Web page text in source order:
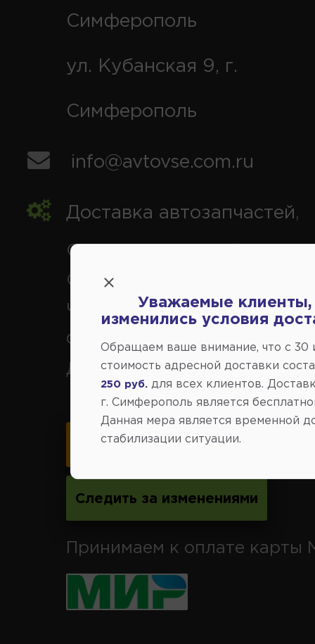
Симферополь
ул. Кубанская 9, г.
Симферополь
info@avtovse.com.ru
Доставка автозапчастей,
Симферополь и районы,
Севастополь, Ялта,
Черноморское, Саки,
Феодосия, Старый Крым,
Джанкой.
Карта схема проезда
Следить за изменениями
Принимаем к оплате карты
Уважаемые клиенты,
изменились условия
Обращаем ваше внимание, что c 30
стоимость адресной доставки
250 руб. для всех клиентов.
г. Симферополь является
Данная мера является временной
стабилизации ситуации.